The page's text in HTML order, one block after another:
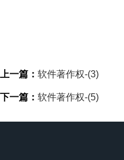
上一篇： 软件著作权-(3)
下一篇： 软件著作权-(5)